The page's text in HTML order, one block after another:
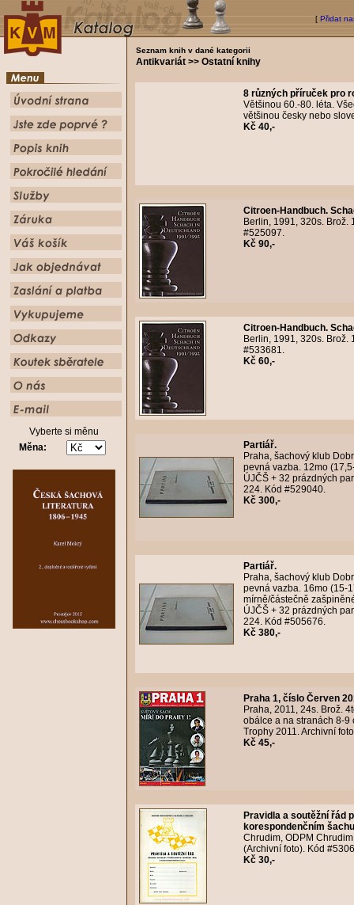
[ Přidat
Vyberte si měnu
Měna:
Seznam knih v dané kategorii
Antikvariát >> Ostatní knihy
8 různých příruček pro
Většinou 60.-80. léta.
většinou česky nebo
Kč 40,-
Citroen-Handbuch.
Berlin, 1991, 320s. Brož.
#525097.
Kč 90,-
Citroen-Handbuch.
Berlin, 1991, 320s. Brož.
#533681.
Kč 60,-
Partiář.
Praha, šachový klub
pevná vazba. 12mo
ÚJČŠ + 32 prázdných
224. Kód #529040.
Kč 300,-
Partiář.
Praha, šachový klub
pevná vazba. 16mo (15-
mírně/částečně
ÚJČŠ + 32 prázdných
224. Kód #505676.
Kč 380,-
Praha 1, číslo Červen
Praha, 2011, 24s. Brož.
obálce a na stranách 8-9
Trophy 2011. Archivní
Kč 45,-
Pravidla a soutěžní řád
korespondenčním
Chrudim, ODPM
(Archivní foto). Kód
Kč 30,-